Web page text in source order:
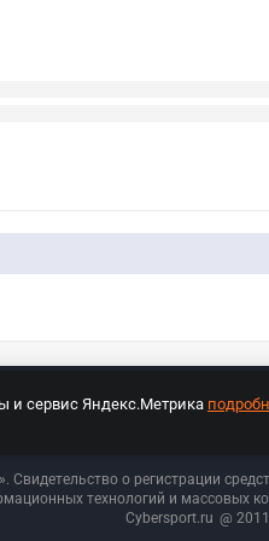
Свидетельство о регистрации
технологий и массовых
Cybersport.ru @
и сервис Яндекс.Метрика